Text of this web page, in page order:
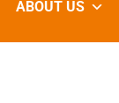
ABOUT US